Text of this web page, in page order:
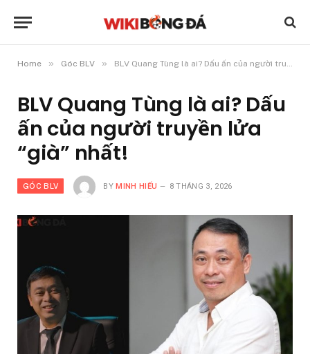
Home » Góc BLV » BLV Quang Tùng là ai? Dấu ấn của người truyền lửa “già” nhất!
BLV Quang Tùng là ai? Dấu
ấn của người truyền lửa
“già” nhất!
GÓC BLV BY MINH HIẾU 8 THÁNG 3, 2026